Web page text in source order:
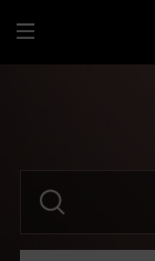
전
를
입